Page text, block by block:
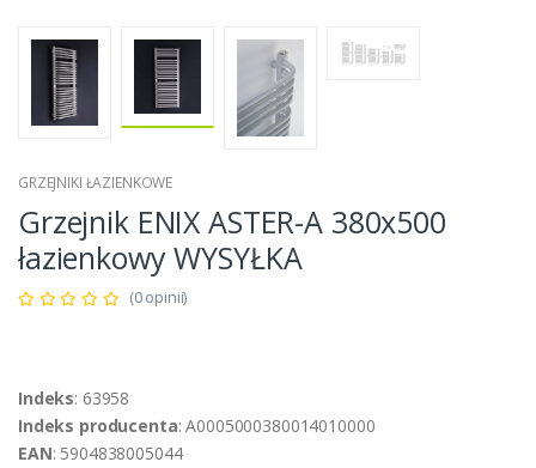
GRZEJNIKI ŁAZIENKOWE
Grzejnik ENIX ASTER-A 380x500
łazienkowy WYSYŁKA
(0 opinii)
Indeks: 63958
Indeks producenta: A0005000380014010000
EAN: 5904838005044